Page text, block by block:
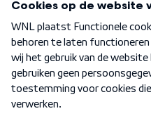
Nieuwsbrief
Word Lid